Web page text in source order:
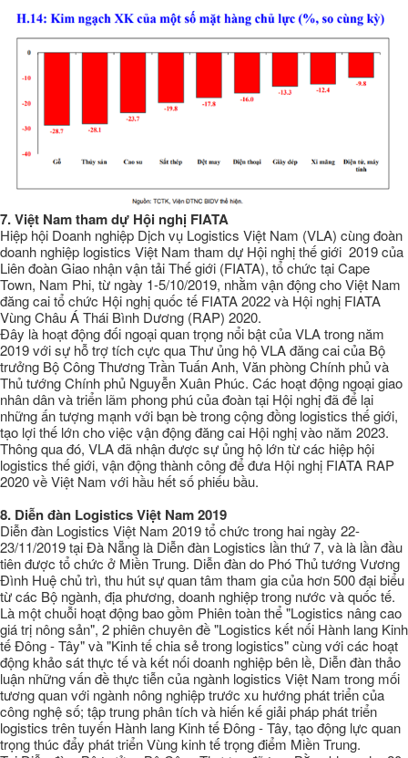
7.Việt Nam tham dự Hội nghị FIATA
Hiệp hội Doanh nghiệp Dịch vụ Logistics Việt Nam (VLA) cùng đoàn
doanh nghiệp logistics Việt Nam tham dự Hội nghị thế giới 2019 của
Liên đoàn Giao nhận vận tải Thế giới (FIATA), tổ chức tại Cape
Town, Nam Phi, từ ngày 1-5/10/2019, nhằm vận động cho Việt Nam
đăng cai tổ chức Hội nghị quốc tế FIATA 2022 và Hội nghị FIATA
Vùng Châu Á Thái Bình Dương (RAP) 2020.
Đây là hoạt động đối ngoại quan trọng nổi bật của VLA trong năm
2019 với sự hỗ trợ tích cực qua Thư ủng hộ VLA đăng cai của Bộ
trưởng Bộ Công Thương Trần Tuấn Anh, Văn phòng Chính phủ và
Thủ tướng Chính phủ Nguyễn Xuân Phúc. Các hoạt động ngoại giao
nhân dân và triển lãm phong phú của đoàn tại Hội nghị đã để lại
những ấn tượng mạnh với bạn bè trong cộng đồng logistics thế giới,
tạo lợi thế lớn cho việc vận động đăng cai Hội nghị vào năm 2023.
Thông qua đó, VLA đã nhận được sự ủng hộ lớn từ các hiệp hội
logistics thế giới, vận động thành công để đưa Hội nghị FIATA RAP
2020 về Việt Nam với hầu hết số phiếu bầu.
8. Diễn đàn Logistics Việt Nam 2019
Diễn đàn Logistics Việt Nam 2019 tổ chức trong hai ngày 22-
23/11/2019 tại Đà Nẵng là Diễn đàn Logistics lần thứ 7, và là lần đầu
tiên được tổ chức ở Miền Trung. Diễn đàn do Phó Thủ tướng Vương
Đình Huệ chủ trì, thu hút sự quan tâm tham gia của hơn 500 đại biểu
từ các Bộ ngành, địa phương, doanh nghiệp trong nước và quốc tế.
Là một chuỗi hoạt động bao gồm Phiên toàn thể "Logistics nâng cao
giá trị nông sản", 2 phiên chuyên đề "Logistics kết nối Hành lang Kinh
tế Đông - Tây" và "Kinh tế chia sẻ trong logistics" cùng với các hoạt
động khảo sát thực tế và kết nối doanh nghiệp bên lề, Diễn đàn thảo
luận những vấn đề thực tiễn của ngành logistics Việt Nam trong mối
tương quan với ngành nông nghiệp trước xu hướng phát triển của
công nghệ số; tập trung phân tích và hiến kế giải pháp phát triển
logistics trên tuyến Hành lang Kinh tế Đông - Tây, tạo động lực quan
trọng thúc đẩy phát triển Vùng kinh tế trọng điểm Miền Trung.